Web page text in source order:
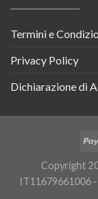
Termini e
Privacy Policy
Dichiarazione di
Copyright
IT11679661006 -